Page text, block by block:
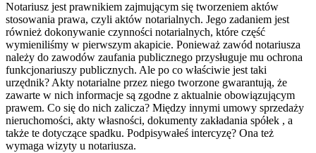
Notariusz jest prawnikiem zajmującym się tworzeniem aktów
stosowania prawa, czyli aktów notarialnych. Jego zadaniem jest
również dokonywanie czynności notarialnych, które część
wymieniliśmy w pierwszym akapicie. Ponieważ zawód notariusza
należy do zawodów zaufania publicznego przysługuje mu ochrona
funkcjonariuszy publicznych. Ale po co właściwie jest taki
urzędnik? Akty notarialne przez niego tworzone gwarantują, że
zawarte w nich informacje są zgodne z aktualnie obowiązującym
prawem. Co się do nich zalicza? Między innymi umowy sprzedaży
nieruchomości, akty własności, dokumenty zakładania spółek , a
także te dotyczące spadku. Podpisywałeś intercyzę? Ona też
wymaga wizyty u notariusza.